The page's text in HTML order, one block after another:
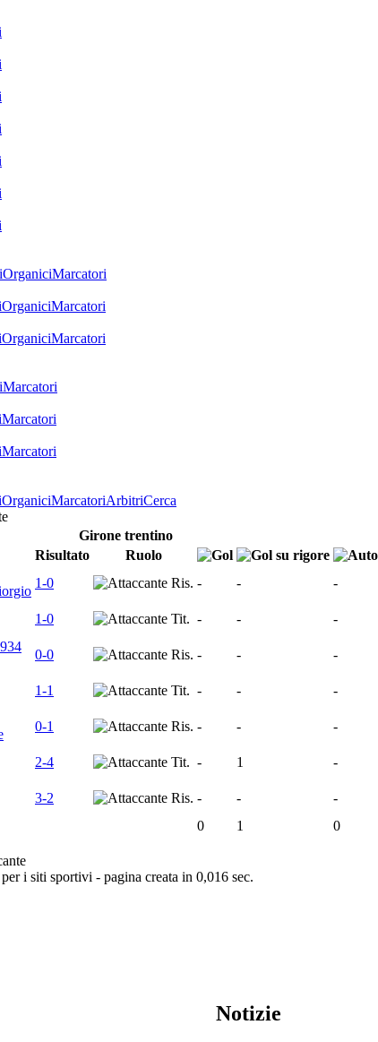
OrganiciMarcatori
OrganiciMarcatori
OrganiciMarcatori
Marcatori
Marcatori
Marcatori
OrganiciMarcatoriArbitriCerca
Girone trentino
Risultato Ruolo
1-0 Ris. - - -
1-0 Tit. - -
-
0-0 Ris. - -
-
1-1 Tit. - - -
0-1 Ris. - - -
2-4 Tit. - 1
-
3-2 Ris. - - -
0
1 0
i siti sportivi - pagina creata in 0,016 sec.
Notizie